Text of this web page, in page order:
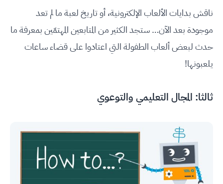
ناقش بدايات الألعاب الإلكترونية، أو تاريخ لعبة ما لم تعد
موجودة بعد الآن… ستجد الكثير من المتابعين المهتمّين بمعرفة ما
حدث لبعض ألعاب الطفولة التي اعتادوا على قضاء ساعات
يلعبونها!
ثالثا: المجال التعليمي والتوعوي